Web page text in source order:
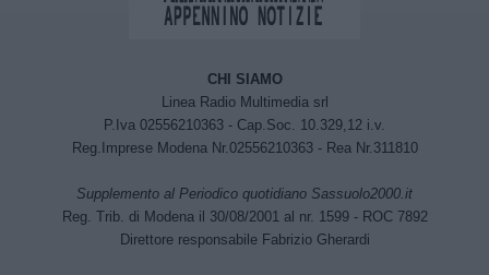
CHI SIAMO
Linea Radio Multimedia srl
P.Iva 02556210363 - Cap.Soc. 10.329,12 i.v.
Reg.Imprese Modena Nr.02556210363 - Rea Nr.311810
Supplemento al Periodico quotidiano Sassuolo2000.it
Reg. Trib. di Modena il 30/08/2001 al nr. 1599 - ROC 7892
Direttore responsabile Fabrizio Gherardi